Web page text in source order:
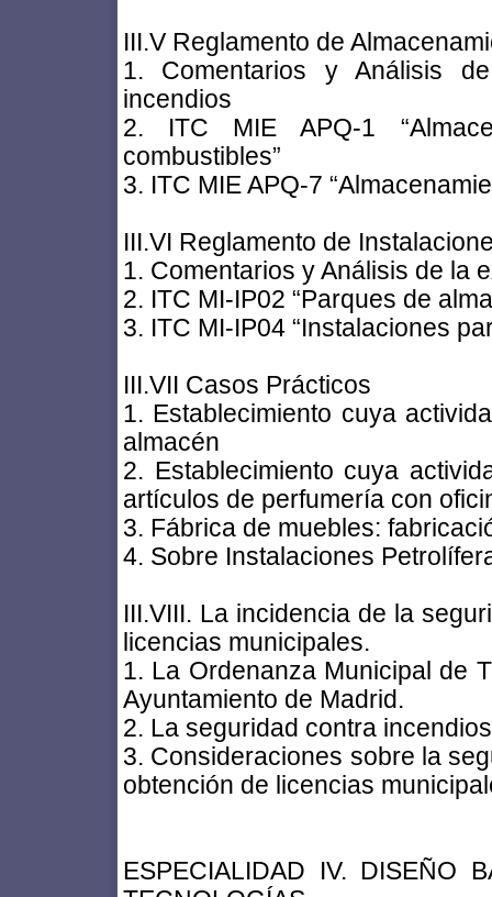
III.V Reglamento de
1. Comentarios y Análisis
incendios
2. ITC MIE APQ-1
combustibles”
3. ITC MIE APQ-7
III.VI Reglamento de
1. Comentarios y Análisis de la
2. ITC MI-IP02 “Parques de
3. ITC MI-IP04 “Instalaciones
III.VII Casos Prácticos
1. Establecimiento cuya
almacén
2. Establecimiento cuya
artículos de perfumería con
3. Fábrica de muebles:
4. Sobre Instalaciones
III.VIII. La incidencia de la
licencias municipales.
1. La Ordenanza Municipal de
Ayuntamiento de Madrid.
2. La seguridad contra
3. Consideraciones sobre la
obtención de licencias
ESPECIALIDAD IV. DISEÑO